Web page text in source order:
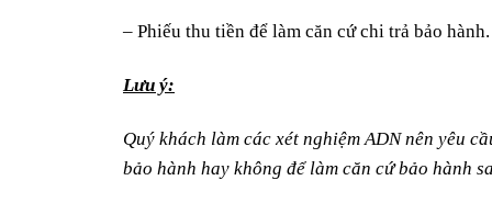
– Phiếu thu tiền để làm căn cứ chi trả bảo hành.
Lưu ý:
Quý khách làm các xét nghiệm ADN nên yêu
bảo hành hay không để làm căn cứ bảo hành